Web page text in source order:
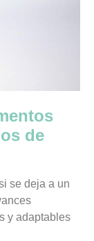
de
se deja a un
y adaptables